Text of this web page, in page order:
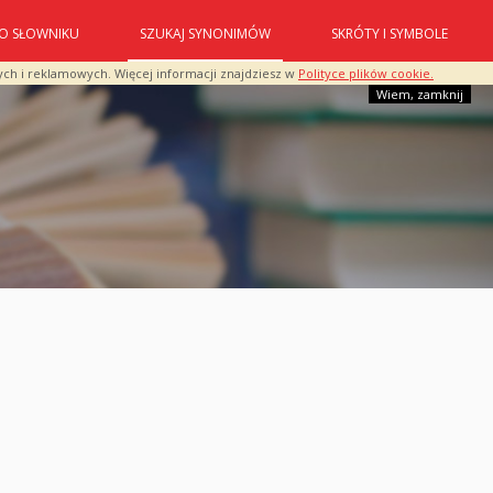
i reklamowych. Więcej informacji znajdziesz w Polityce plików cookie.
Wiem, zamknij
O SŁOWNIKU SZUKAJ SYNONIMÓW SKRÓTY I SYMBOLE